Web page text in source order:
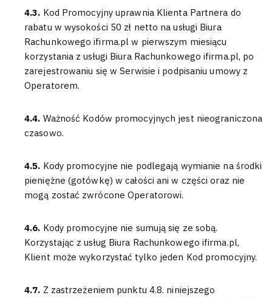
4.3. Kod Promocyjny uprawnia Klienta Partnera do
rabatu w wysokości 50 zł netto na usługi Biura
Rachunkowego ifirma.pl w pierwszym miesiącu
korzystania z usługi Biura Rachunkowego ifirma.pl, po
zarejestrowaniu się w Serwisie i podpisaniu umowy z
Operatorem.
4.4. Ważność Kodów promocyjnych jest nieograniczona
czasowo.
4.5. Kody promocyjne nie podlegają wymianie na środki
pieniężne (gotówkę) w całości ani w części oraz nie
mogą zostać zwrócone Operatorowi.
4.6. Kody promocyjne nie sumują się ze sobą.
Korzystając z usług Biura Rachunkowego ifirma.pl,
Klient może wykorzystać tylko jeden Kod promocyjny.
4.7. Z zastrzeżeniem punktu 4.8. niniejszego